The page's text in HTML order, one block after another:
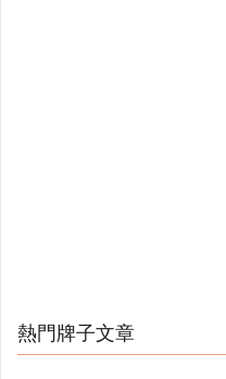
熱門牌子文章